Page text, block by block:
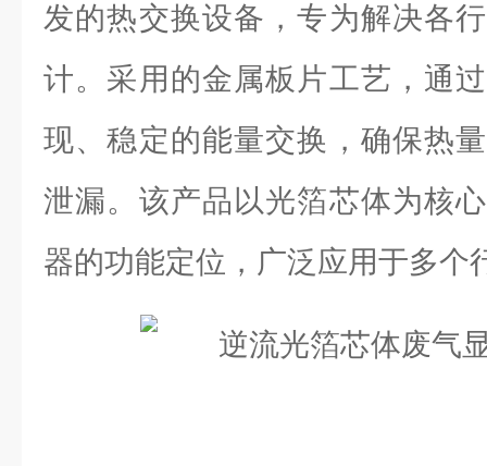
发的热交换设备，专为解决各
计。采用的金属板片工艺，通
现、稳定的能量交换，确保热
泄漏。该产品以光箔芯体为核
器的功能定位，广泛应用于多个